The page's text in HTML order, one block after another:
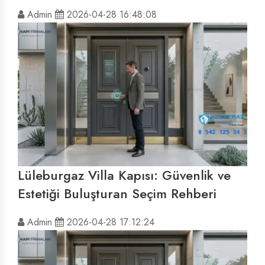
Admin 2026-04-28 16:48:08
Lüleburgaz Villa Kapısı: Güvenlik ve
Estetiği Buluşturan Seçim Rehberi
Admin 2026-04-28 17:12:24